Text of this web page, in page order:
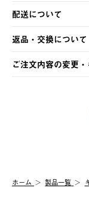
以下のいずれかの
・クレジットカード
・コンビニ決済
・Pay-easy決済
配送について
【発送スケジュール】
ご注文・ご入金完
土日祝の発送はご
の発送となる場合
【配送業者】
佐川急便にて配送さ
返品・交換について
※お客様都合の場合
お客様都合の返品
一度お手元の商品
ご注文内容の変更
LOGOS FAMILY
ホーム 製品一覧